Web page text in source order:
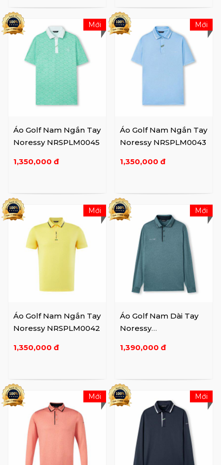
Áo Golf Nam Ngắn Tay
Noressy NRSPLM0045
1,350,000 đ
Mới
Áo Golf Nam Ngắn Tay
Noressy NRSPLM0043
1,350,000 đ
Mới
Áo Golf Nam Ngắn Tay
Noressy NRSPLM0042
1,350,000 đ
Mới
Áo Golf Nam Dài Tay
Noressy
1,390,000 đ
Mới
Mới Mới